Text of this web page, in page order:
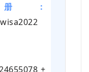
：
+